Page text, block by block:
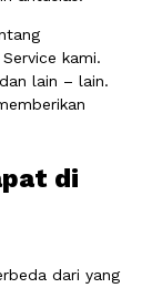
kami.
lain – lain.
di
dari yang